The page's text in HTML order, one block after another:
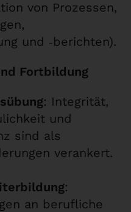
von Prozessen,
und ‑berichten).
Fortbildung
: Integrität,
und
sind als
verankert.
:
an berufliche